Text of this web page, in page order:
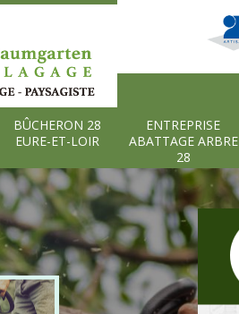
BÛCHERON 28
EURE-ET-LOIR
ENTREPRISE
ABATTAGE ARBRE
28